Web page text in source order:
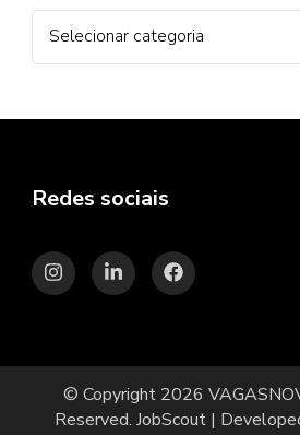
Categorias
Redes sociais
© Copyright 2026
Reserved. JobScout |